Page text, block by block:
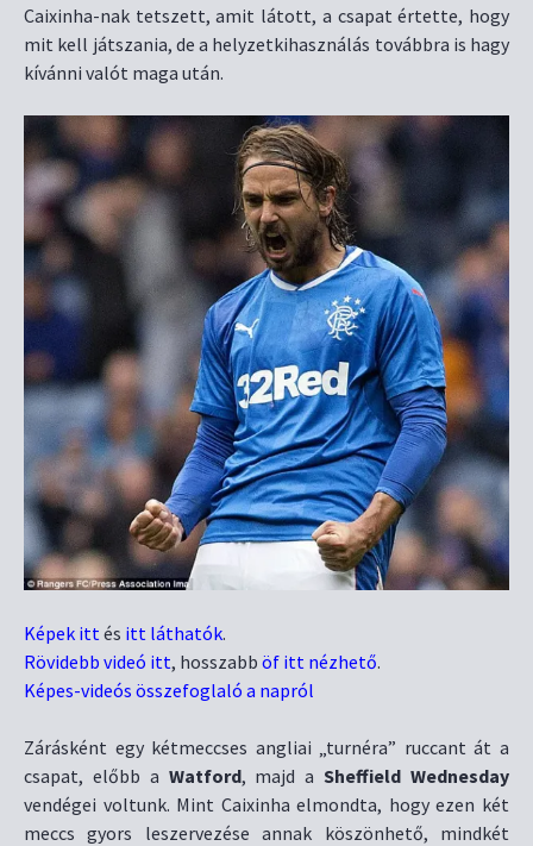
Caixinha-nak tetszett, amit látott, a csapat értette, hogy
mit kell játszania, de a helyzetkihasználás továbbra is hagy
kívánni valót maga után.
Képek itt és itt láthatók.
Rövidebb videó itt, hosszabb öf itt nézhető.
Képes-videós összefoglaló a napról
Zárásként egy kétmeccses angliai „turnéra” ruccant át a
csapat, előbb a Watford, majd aSheffield Wednesday
vendégei voltunk. Mint Caixinha elmondta, hogy ezen két
meccs gyors leszervezése annak köszönhető, mindkét